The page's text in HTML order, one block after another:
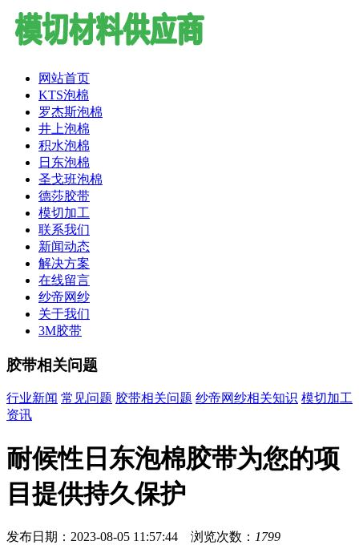
网站首页
KTS泡棉
罗杰斯泡棉
井上泡棉
积水泡棉
日东泡棉
圣戈班泡棉
德莎胶带
模切加工
联系我们
新闻动态
解决方案
在线留言
纱帝网纱
关于我们
3M胶带
胶带相关问题
行业新闻 常见问题 胶带相关问题 纱帝网纱相关知识 模切加工
资讯
耐候性日东泡棉胶带为您的项
目提供持久保护
发布日期：2023-08-05 11:57:44 浏览次数： 1799